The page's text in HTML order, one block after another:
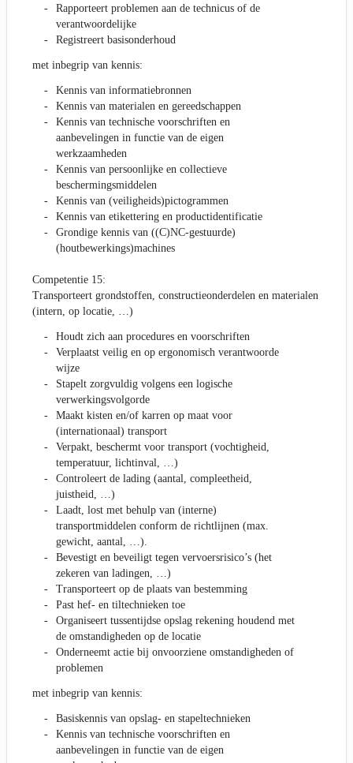
Rapporteert problemen aan de technicus of de
verantwoordelijke
Registreert basisonderhoud
met inbegrip van kennis:
Kennis van informatiebronnen
Kennis van materialen en gereedschappen
Kennis van technische voorschriften en
aanbevelingen in functie van de eigen
werkzaamheden
Kennis van persoonlijke en collectieve
beschermingsmiddelen
Kennis van (veiligheids)pictogrammen
Kennis van etikettering en productidentificatie
Grondige kennis van ((C)NC-gestuurde)
(houtbewerkings)machines
Competentie 15:
Transporteert grondstoffen, constructieonderdelen en materialen
(intern, op locatie, …)
Houdt zich aan procedures en voorschriften
Verplaatst veilig en op ergonomisch verantwoorde
wijze
Stapelt zorgvuldig volgens een logische
verwerkingsvolgorde
Maakt kisten en/of karren op maat voor
(internationaal) transport
Verpakt, beschermt voor transport (vochtigheid,
temperatuur, lichtinval, …)
Controleert de lading (aantal, compleetheid,
juistheid, …)
Laadt, lost met behulp van (interne)
transportmiddelen conform de richtlijnen (max.
gewicht, aantal, …).
Bevestigt en beveiligt tegen vervoersrisico’s (het
zekeren van ladingen, …)
Transporteert op de plaats van bestemming
Past hef- en tiltechnieken toe
Organiseert tussentijdse opslag rekening houdend met
de omstandigheden op de locatie
Onderneemt actie bij onvoorziene omstandigheden of
problemen
met inbegrip van kennis:
Basiskennis van opslag- en stapeltechnieken
Kennis van technische voorschriften en
aanbevelingen in functie van de eigen